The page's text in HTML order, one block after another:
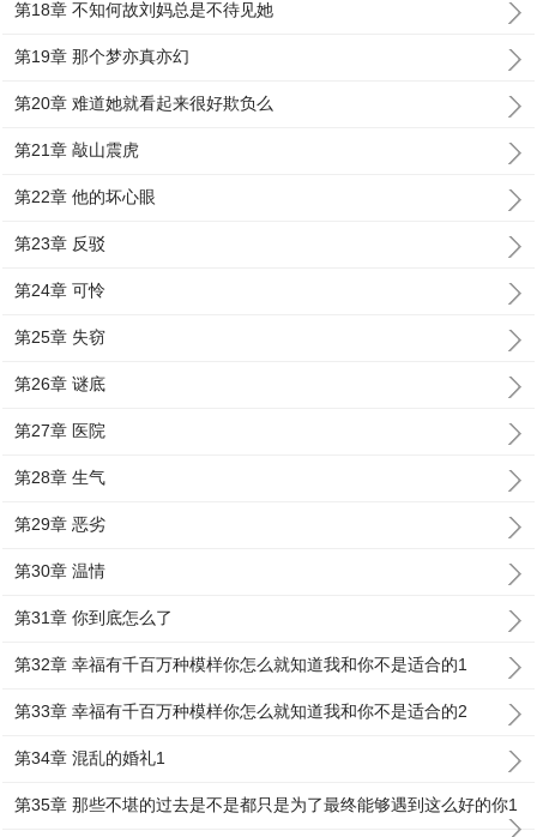
第18章 不知何故刘妈总是不待见她
第19章 那个梦亦真亦幻
第20章 难道她就看起来很好欺负么
第21章 敲山震虎
第22章 他的坏心眼
第23章 反驳
第24章 可怜
第25章 失窃
第26章 谜底
第27章 医院
第28章 生气
第29章 恶劣
第30章 温情
第31章 你到底怎么了
第32章 幸福有千百万种模样你怎么就知道我和你不是适合的1
第33章 幸福有千百万种模样你怎么就知道我和你不是适合的2
第34章 混乱的婚礼1
第35章 那些不堪的过去是不是都只是为了最终能够遇到这么好的你1